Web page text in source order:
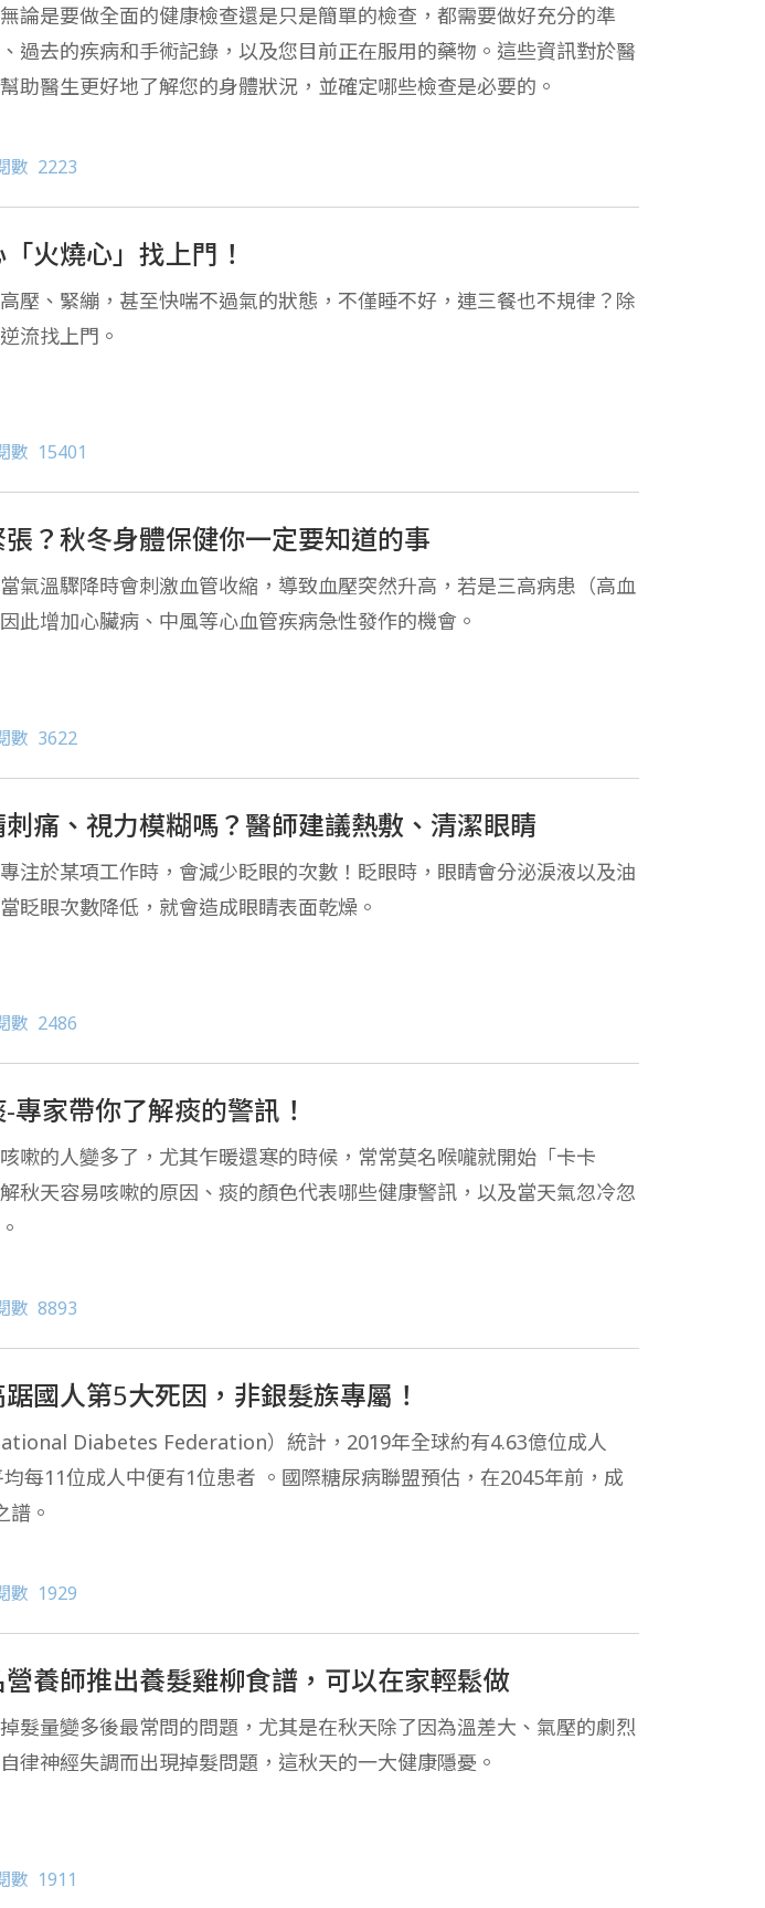
論是要做全面的健康檢查還是只是簡單的檢查，都需要做好充分的準
過去的疾病和手術記錄，以及您目前正在服用的藥物。這些資訊對於醫
助醫生更好地了解您的身體狀況，並確定哪些檢查是必要的。
數 2223
火燒心」找上門！
壓、緊繃，甚至快喘不過氣的狀態，不僅睡不好，連三餐也不規律？除
流找上門。
數 15401
？秋冬身體保健你一定要知道的事
氣溫驟降時會刺激血管收縮，導致血壓突然升高，若是三高病患（高血
此增加心臟病、中風等心血管疾病急性發作的機會。
數 3622
痛、視力模糊嗎？醫師建議熱敷、清潔眼睛
注於某項工作時，會減少眨眼的次數！眨眼時，眼睛會分泌淚液以及油
眨眼次數降低，就會造成眼睛表面乾燥。
數 2486
專家帶你了解痰的警訊！
嗽的人變多了，尤其乍暖還寒的時候，常常莫名喉嚨就開始「卡卡
秋天容易咳嗽的原因、痰的顏色代表哪些健康警訊，以及當天氣忽冷忽
數 8893
國人第5大死因，非銀髮族專屬！
Diabetes Federation）統計，2019年全球約有4.63億位成人
均每11位成人中便有1位患者 。國際糖尿病聯盟預估，在2045年前，成
譜。
數 1929
養師推出養髮雞柳食譜，可以在家輕鬆做
髮量變多後最常問的問題，尤其是在秋天除了因為溫差大、氣壓的劇烈
律神經失調而出現掉髮問題，這秋天的一大健康隱憂。
數 1911